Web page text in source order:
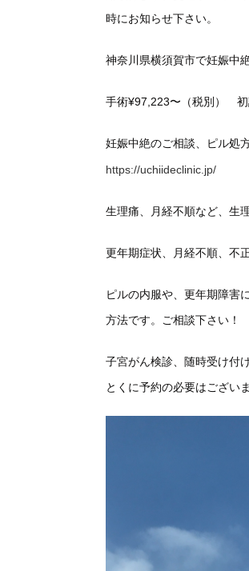
時にお知らせ下さい。
神奈川県横須賀市で妊娠中
手術¥97,223〜（税別） 初
妊娠中絶のご相談、ピル処
https://uchiideclinic.jp/
生理痛、月経不順など、生
更年期症状、月経不順、不
ピルの内服や、更年期障害
方法です。ご相談下さい！
子宮がん検診、随時受け付
とくに予約の必要はござい